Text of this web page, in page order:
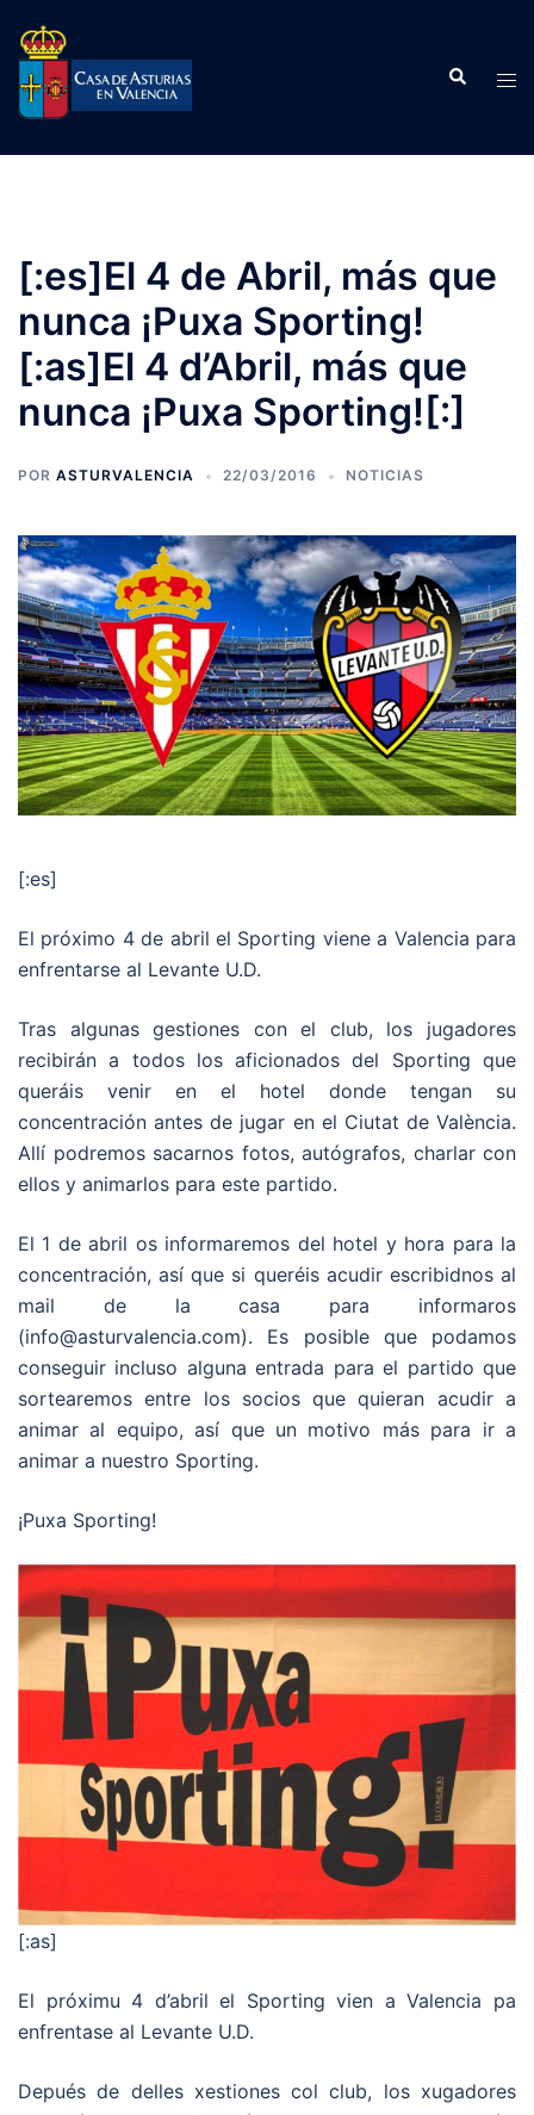
contenido
Buscar
[:es]El 4 de Abril, más que
nunca ¡Puxa Sporting!
[:as]El 4 d’Abril, más que
nunca ¡Puxa Sporting![:]
POR ASTURVALENCIA 22/03/2016 NOTICIAS
[:es]
El próximo 4 de abril el Sporting viene a Valencia para
enfrentarse al Levante U.D.
Tras algunas gestiones con el club, los jugadores
recibirán a todos los aficionados del Sporting que
queráis venir en el hotel donde tengan su
concentración antes de jugar en el Ciutat de València.
Allí podremos sacarnos fotos, autógrafos, charlar con
ellos y animarlos para este partido.
El 1 de abril os informaremos del hotel y hora para la
concentración, así que si queréis acudir escribidnos al
mail de la casa para informaros
(info@asturvalencia.com). Es posible que podamos
conseguir incluso alguna entrada para el partido que
sortearemos entre los socios que quieran acudir a
animar al equipo, así que un motivo más para ir a
animar a nuestro Sporting.
¡Puxa Sporting!
[:as]
El próximu 4 d’abril el Sporting vien a Valencia pa
enfrentase al Levante U.D.
Depués de delles xestiones col club, los xugadores